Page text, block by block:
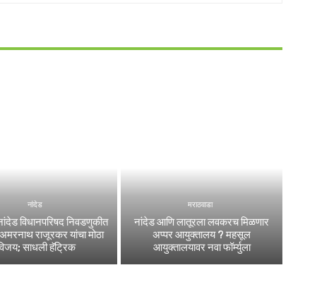
नांदेड
विधानपरिषद निवडणुकीत
राजूरकर यांचा मोठा
साधली हॅट्रिक
मराठवाडा
नांदेड आणि लातूरला लवकरच मिळणार
अप्पर आयुक्तालय ? महसूल
आयुक्तालयावर नवा फॉर्म्युला